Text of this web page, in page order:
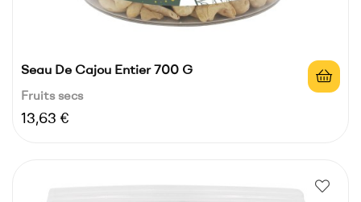
Seau De Cajou Entier 700 G
Fruits secs
Prix
13,63 €